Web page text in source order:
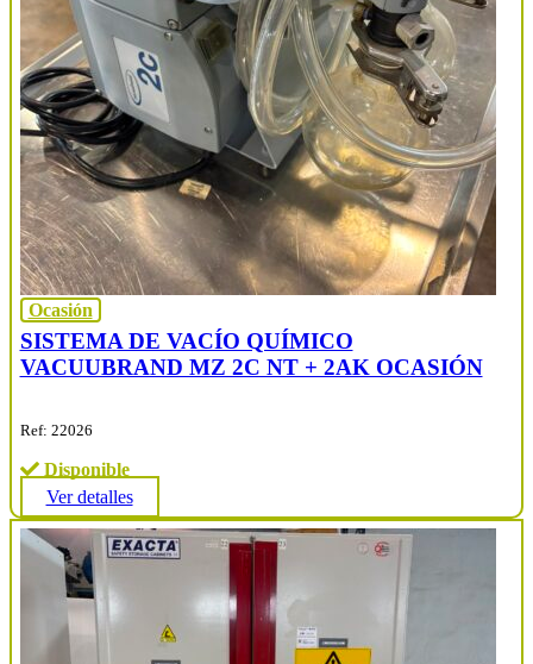
Ocasión
SISTEMA DE VACÍO QUÍMICO
VACUUBRAND MZ 2C NT + 2AK OCASIÓN
Ref: 22026
Disponible
Ver detalles